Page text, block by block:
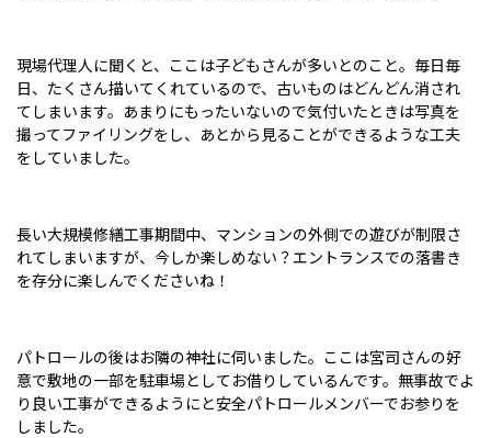
現場代理人に聞くと、ここは子どもさんが多いとのこと。毎日毎
日、たくさん描いてくれているので、古いものはどんどん消され
てしまいます。あまりにもったいないので気付いたときは写真を
撮ってファイリングをし、あとから見ることができるような工夫
をしていました。
長い大規模修繕工事期間中、マンションの外側での遊びが制限さ
れてしまいますが、今しか楽しめない？エントランスでの落書き
を存分に楽しんでくださいね！
パトロールの後はお隣の神社に伺いました。ここは宮司さんの好
意で敷地の一部を駐車場としてお借りしているんです。無事故でよ
り良い工事ができるようにと安全パトロールメンバーでお参りを
しました。